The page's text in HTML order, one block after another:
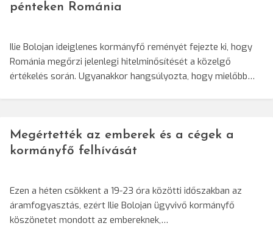
pénteken Románia
Ilie Bolojan ideiglenes kormányfő reményét fejezte ki, hogy
Románia megőrzi jelenlegi hitelminősítését a közelgő
értékelés során. Ugyanakkor hangsúlyozta, hogy mielőbb…
Megértették az emberek és a cégek a
kormányfő felhívását
Ezen a héten csökkent a 19-23 óra közötti időszakban az
áramfogyasztás, ezért Ilie Bolojan ügyvivő kormányfő
köszönetet mondott az embereknek,…